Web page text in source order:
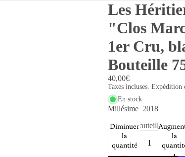
Les
"Clos
1er Cru,
Bouteille
40,00€
Taxes incluses. Expédition
En stock
Millésime 2018
Format Bouteille 75cl
Diminuer
la
quantité
la